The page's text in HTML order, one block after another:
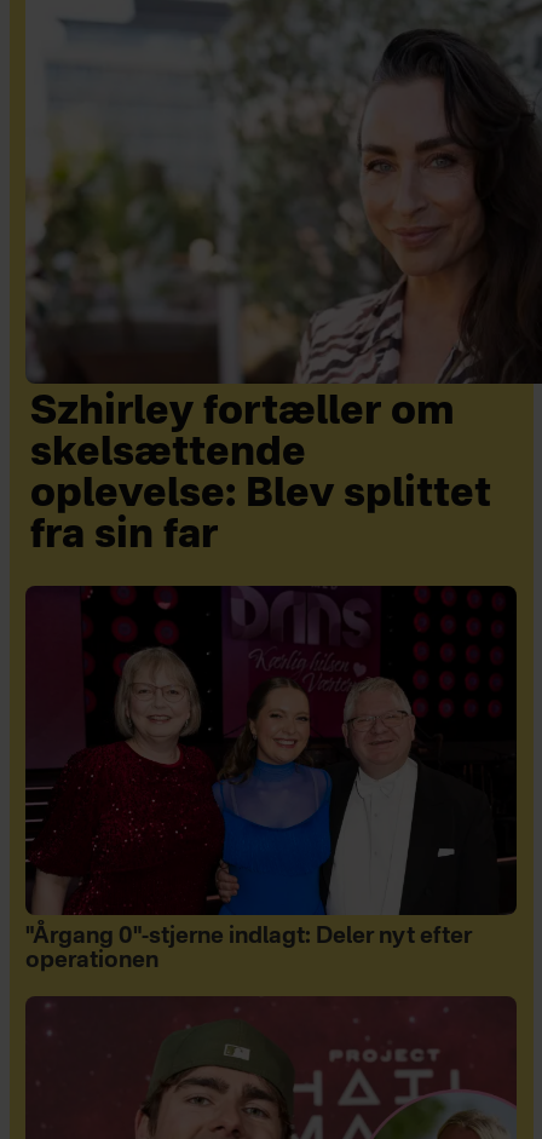
Szhirley fortæller om
skelsættende
oplevelse: Blev splittet
fra sin far
"Årgang 0"-stjerne indlagt: Deler nyt efter
operationen